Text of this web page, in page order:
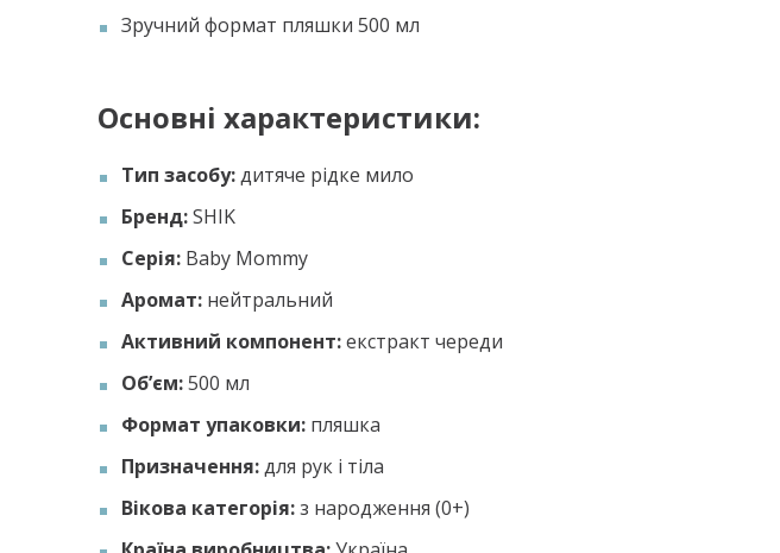
Зручний формат пляшки 500 мл
Основні характеристики:
Тип засобу:дитяче рідке мило
Бренд:SHIK
Серія: Baby Mommy
Аромат: нейтральний
Активний компонент:екстракт череди
Об’єм:500 мл
Формат упаковки: пляшка
Призначення:для рук і тіла
Вікова категорія:з народження (0+)